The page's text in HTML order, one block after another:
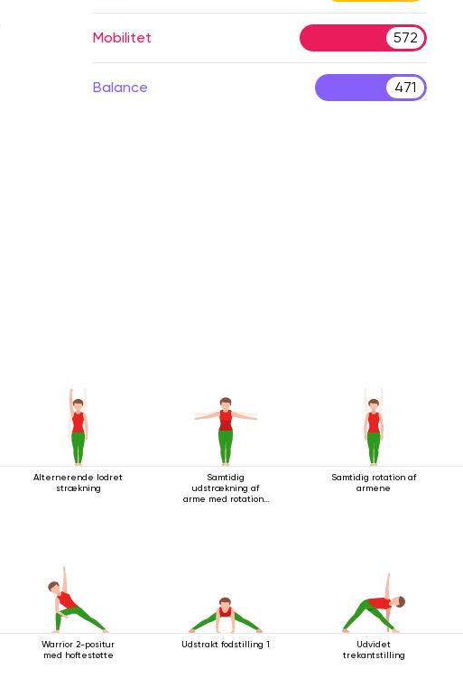
Mobilitet 572
Balance 471
Alternerende lodret
strækning
Samtidig
udstrækning af
arme med rotation i
Samtidig rotation af
armene
Warrior 2-positur
med hoftestøtte
Udstrakt fodstilling 1
Udvidet
trekantstilling